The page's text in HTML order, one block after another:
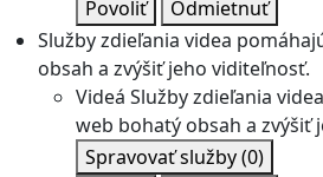
Povoliť
Odmietnuť
Služby zdieľania videa
obsah a zvýšiť jeho viditeľnosť.
Videá Služby zdieľania
web bohatý obsah a zvýšiť
Spravovať služby(0)